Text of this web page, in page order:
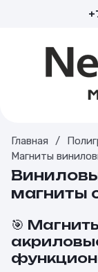
Главная /
Магниты
магниты
🎯